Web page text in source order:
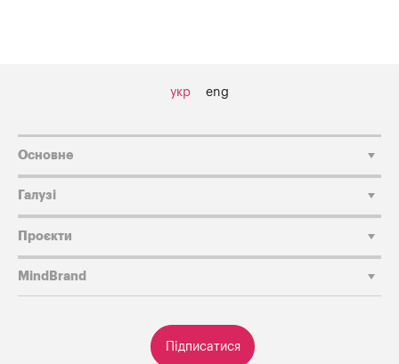
укр eng
Підписатися
Основне
Галузі
Проєкти
MindBrand